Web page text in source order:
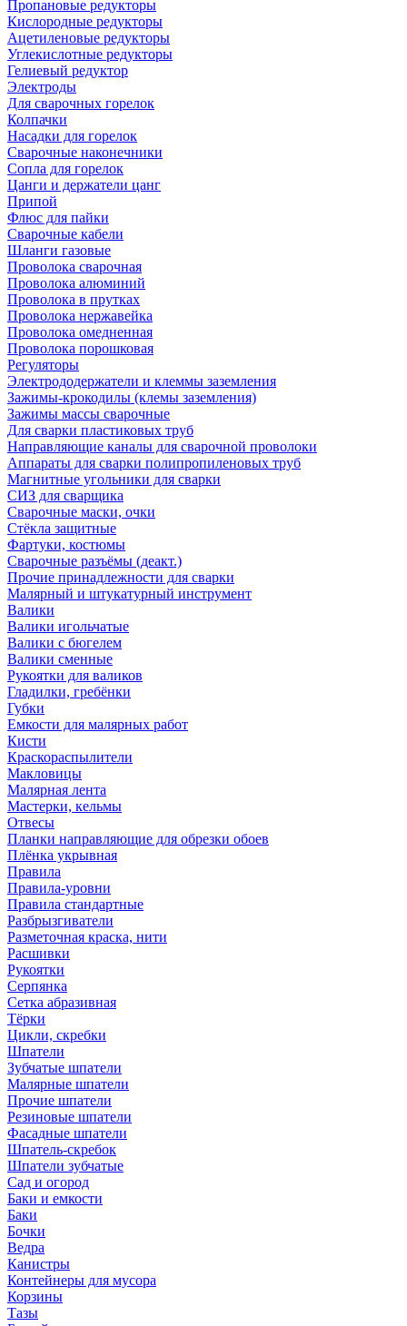
Пропановые редукторы
Кислородные редукторы
Ацетиленовые редукторы
Углекислотные редукторы
Гелиевый редуктор
Электроды
Для сварочных горелок
Колпачки
Насадки для горелок
Сварочные наконечники
Сопла для горелок
Цанги и держатели цанг
Припой
Флюс для пайки
Сварочные кабели
Шланги газовые
Проволока сварочная
Проволока алюминий
Проволока в прутках
Проволока нержавейка
Проволока омедненная
Проволока порошковая
Регуляторы
Электрододержатели и клеммы заземления
Зажимы-крокодилы (клемы заземления)
Зажимы массы сварочные
Для сварки пластиковых труб
Направляющие каналы для сварочной проволоки
Аппараты для сварки полипропиленовых труб
Магнитные угольники для сварки
СИЗ для сварщика
Сварочные маски, очки
Стёкла защитные
Фартуки, костюмы
Сварочные разъёмы (деакт.)
Прочие принадлежности для сварки
Малярный и штукатурный инструмент
Валики
Валики игольчатые
Валики с бюгелем
Валики сменные
Рукоятки для валиков
Гладилки, гребёнки
Губки
Емкости для малярных работ
Кисти
Краскораспылители
Макловицы
Малярная лента
Мастерки, кельмы
Отвесы
Планки направляющие для обрезки обоев
Плёнка укрывная
Правила
Правила-уровни
Правила стандартные
Разбрызгиватели
Разметочная краска, нити
Расшивки
Рукоятки
Серпянка
Сетка абразивная
Тёрки
Цикли, скребки
Шпатели
Зубчатые шпатели
Малярные шпатели
Прочие шпатели
Резиновые шпатели
Фасадные шпатели
Шпатель-скребок
Шпатели зубчатые
Сад и огород
Баки и емкости
Баки
Бочки
Ведра
Канистры
Контейнеры для мусора
Корзины
Тазы